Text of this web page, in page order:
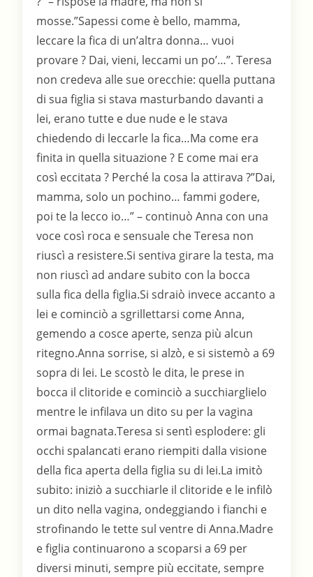
mosse.”Sapessi come è bello, mamma,
leccare la fica di un’altra donna… vuoi
provare ? Dai, vieni, leccami un po’…”. Teresa
non credeva alle sue orecchie: quella puttana
di sua figlia si stava masturbando davanti a
lei, erano tutte e due nude e le stava
chiedendo di leccarle la fica…Ma come era
finita in quella situazione ? E come mai era
così eccitata ? Perché la cosa la attirava ?”Dai,
mamma, solo un pochino… fammi godere,
poi te la lecco io…” – continuò Anna con una
voce così roca e sensuale che Teresa non
riuscì a resistere.Si sentiva girare la testa, ma
non riuscì ad andare subito con la bocca
sulla fica della figlia.Si sdraiò invece accanto a
lei e cominciò a sgrillettarsi come Anna,
gemendo a cosce aperte, senza più alcun
ritegno.Anna sorrise, si alzò, e si sistemò a 69
sopra di lei. Le scostò le dita, le prese in
bocca il clitoride e cominciò a succhiarglielo
mentre le infilava un dito su per la vagina
ormai bagnata.Teresa si sentì esplodere: gli
occhi spalancati erano riempiti dalla visione
della fica aperta della figlia su di lei.La imitò
subito: iniziò a succhiarle il clitoride e le infilò
un dito nella vagina, ondeggiando i fianchi e
strofinando le tette sul ventre di Anna.Madre
e figlia continuarono a scoparsi a 69 per
diversi minuti, sempre più eccitate, sempre